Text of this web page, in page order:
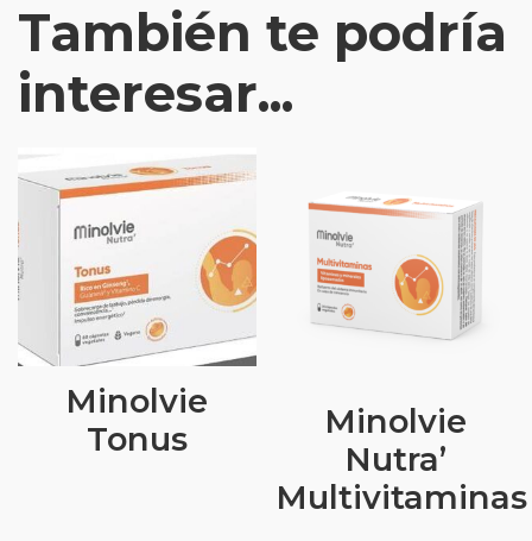
También te podría
interesar...
Minolvie
Tonus
Minolvie
Nutra’
Multivitaminas